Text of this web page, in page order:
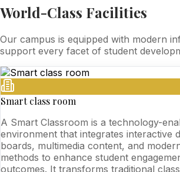
World-Class Facilities
Our campus is equipped with modern
support every facet of student
Smart class room
A Smart Classroom is a technology-
environment that integrates interactive
boards, multimedia content, and
methods to enhance student
outcomes. It transforms traditional